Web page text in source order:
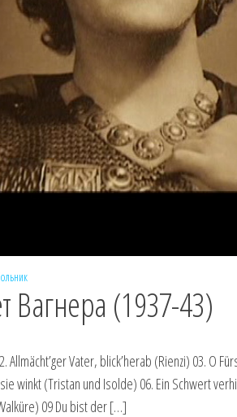
Вагнера (1937-43)
Allmächt’ger Vater, blick’herab (Rienzi) 03. O
winkt (Tristan und Isolde) 06. Ein Schwert
09 Du bist der […]